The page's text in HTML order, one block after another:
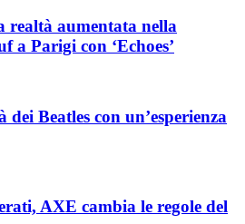
realtà aumentata nella
a Parigi con ‘Echoes’
dei Beatles con un’esperienza
AXE cambia le regole del